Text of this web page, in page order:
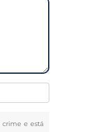
crime e está